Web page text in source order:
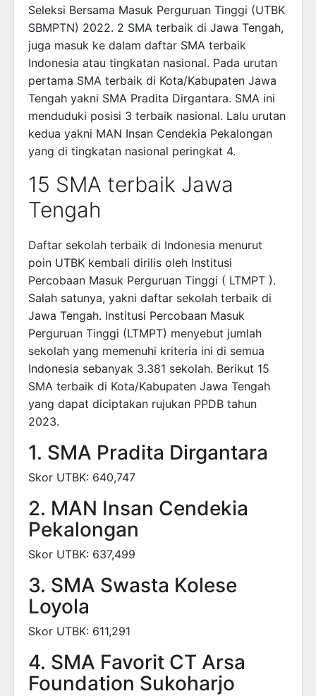
Seleksi Bersama Masuk Perguruan Tinggi (UTBK
SBMPTN) 2022. 2 SMA terbaik di Jawa Tengah,
juga masuk ke dalam daftar SMA terbaik
Indonesia atau tingkatan nasional. Pada urutan
pertama SMA terbaik di Kota/Kabupaten Jawa
Tengah yakni SMA Pradita Dirgantara. SMA ini
menduduki posisi 3 terbaik nasional. Lalu urutan
kedua yakni MAN Insan Cendekia Pekalongan
yang di tingkatan nasional peringkat 4.
15 SMA terbaik Jawa
Tengah
Daftar sekolah terbaik di Indonesia menurut
poin UTBK kembali dirilis oleh Institusi
Percobaan Masuk Perguruan Tinggi ( LTMPT ).
Salah satunya, yakni daftar sekolah terbaik di
Jawa Tengah. Institusi Percobaan Masuk
Perguruan Tinggi (LTMPT) menyebut jumlah
sekolah yang memenuhi kriteria ini di semua
Indonesia sebanyak 3.381 sekolah. Berikut 15
SMA terbaik di Kota/Kabupaten Jawa Tengah
yang dapat diciptakan rujukan PPDB tahun
2023.
1. SMA Pradita Dirgantara
Skor UTBK: 640,747
2. MAN Insan Cendekia
Pekalongan
Skor UTBK: 637,499
3. SMA Swasta Kolese
Loyola
Skor UTBK: 611,291
4. SMA Favorit CT Arsa
Foundation Sukoharjo